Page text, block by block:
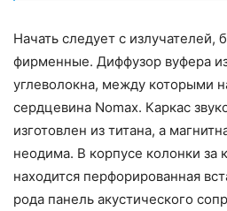
Начать следует с излучателей,
фирменные. Диффузор вуфера
углеволокна, между которыми
сердцевина Nomax. Каркас
изготовлен из титана, а
неодима. В корпусе колонки
находится перфорированная
рода панель акустического